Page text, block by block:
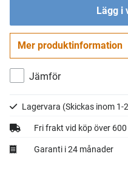
Lägg i
Gå
Mer produktinformation
Jämför
Lagervara (Skickas inom 1-
Fri frakt vid köp över
Garanti i 24 månader